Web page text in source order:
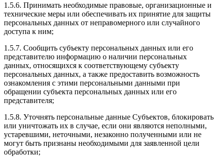
1.5.6. Принимать необходимые правовые, организационные и
технические меры или обеспечивать их принятие для защиты
персональных данных от неправомерного или случайного
доступа к ним;
1.5.7. Сообщить субъекту персональных данных или его
представителю информацию о наличии персональных
данных, относящихся к соответствующему субъекту
персональных данных, а также предоставить возможность
ознакомления с этими персональными данными при
обращении субъекта персональных данных или его
представителя;
1.5.8. Уточнять персональные данные Субъектов, блокировать
или уничтожать их в случае, если они являются неполными,
устаревшими, неточными, незаконно полученными или не
могут быть признаны необходимыми для заявленной цели
обработки;